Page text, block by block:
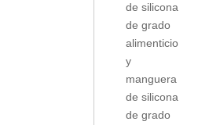
de silicona
de grado
alimenticio
y
manguera
de silicona
de grado